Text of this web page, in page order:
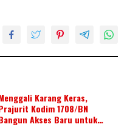
Karang Keras,
Kodim 1708/BN
Akses Baru untuk